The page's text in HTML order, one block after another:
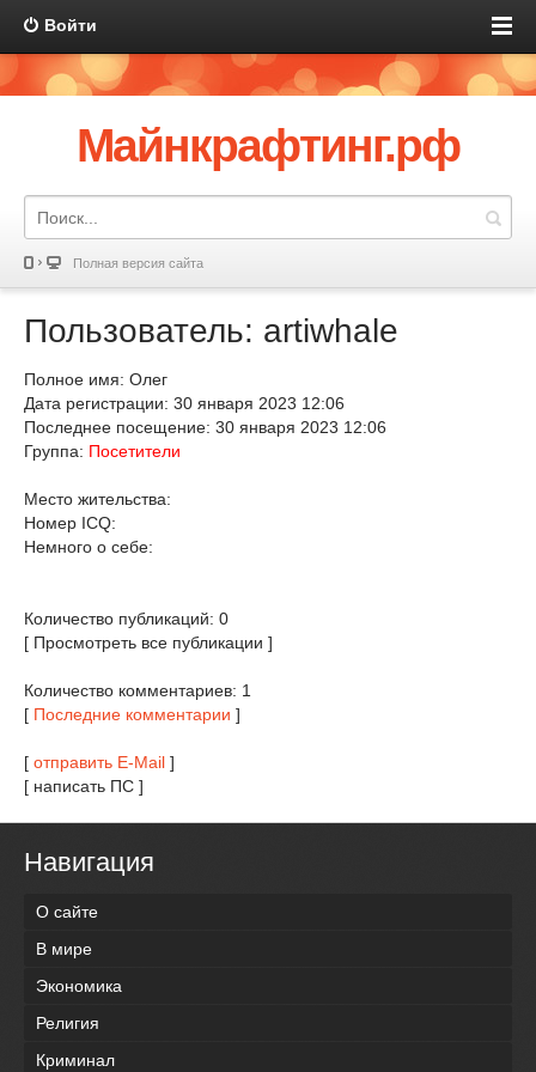
Войти
Майнкрафтинг.рф
Полная версия сайта
Пользователь: artiwhale
Полное имя: Олег
Дата регистрации: 30 января 2023 12:06
Последнее посещение: 30 января 2023 12:06
Группа: Посетители
Место жительства:
Номер ICQ:
Немного о себе:
Количество публикаций: 0
[ Просмотреть все публикации ]
Количество комментариев: 1
[ Последние комментарии ]
[ отправить E-Mail ]
[ написать ПС ]
Навигация
О сайте
В мире
Экономика
Религия
Криминал